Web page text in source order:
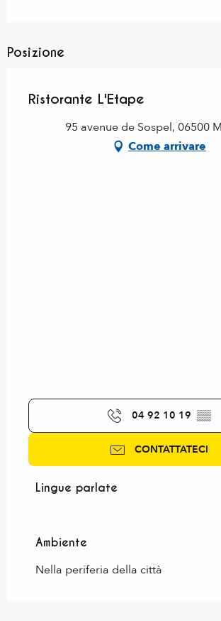
Posizione
Ristorante L'Etape
95 avenue de Sospel, 06500
Come arrivare
04 92 10 19 ▒▒
CONTATTATECI
Lingue parlate
Lingue parlate
Ambiente
Ambiente
Nella periferia della città